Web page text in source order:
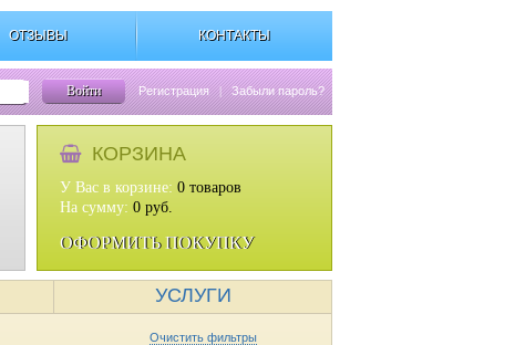
ОТЗЫВЫ КОНТАКТЫ
Войти Регистрация | Забыли пароль?
КОРЗИНА
У Вас в корзине: 0 товаров
На сумму: 0 руб.
ОФОРМИТЬ ПОКУПКУ
УСЛУГИ
Очистить фильтры